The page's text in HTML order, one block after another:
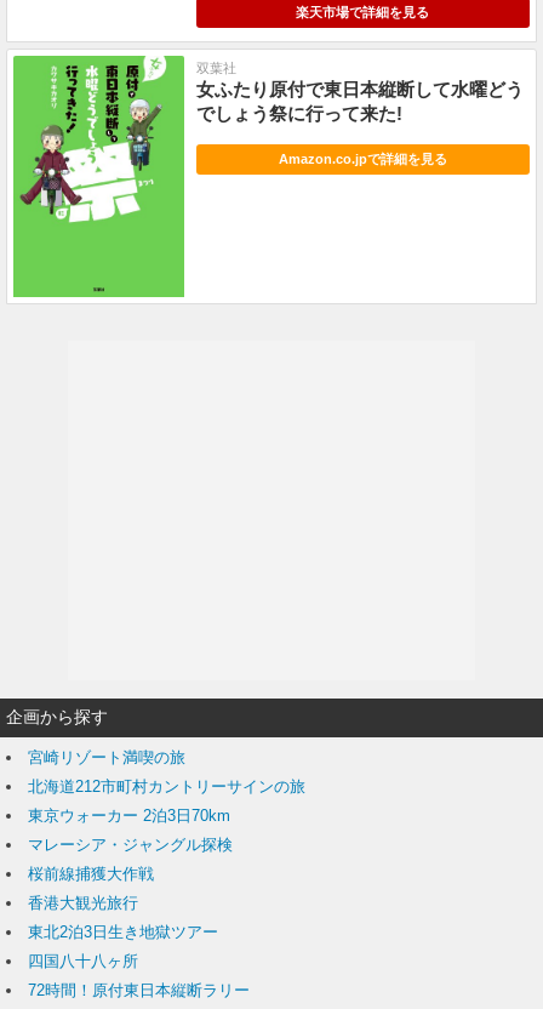
楽天市場で詳細を見る
双葉社
女ふたり原付で東日本縦断して水曜どう
でしょう祭に行って来た!
Amazon.co.jpで詳細を見る
企画から探す
宮崎リゾート満喫の旅
北海道212市町村カントリーサインの旅
東京ウォーカー 2泊3日70km
マレーシア・ジャングル探検
桜前線捕獲大作戦
香港大観光旅行
東北2泊3日生き地獄ツアー
四国八十八ヶ所
72時間！原付東日本縦断ラリー